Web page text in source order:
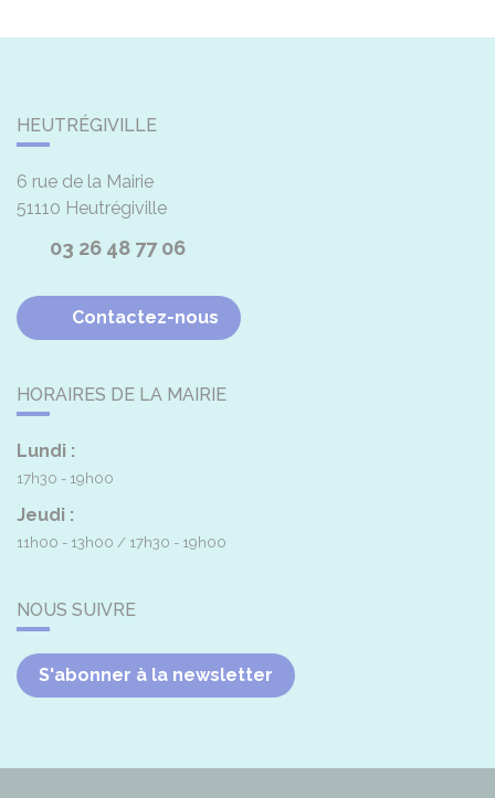
HEUTRÉGIVILLE
6 rue de la Mairie
51110 Heutrégiville
03 26 48 77 06
Contactez-nous
HORAIRES DE LA MAIRIE
Lundi :
17h30 - 19h00
Jeudi :
11h00 - 13h00 17h30 - 19h00
NOUS SUIVRE
S'abonner à la newsletter